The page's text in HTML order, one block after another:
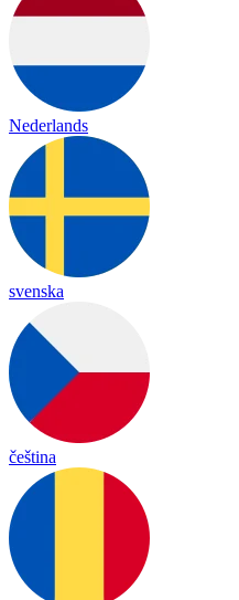
Nederlands
svenska
čeština